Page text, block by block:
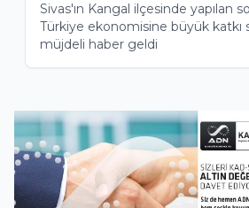
Sivas'ın Kangal ilçesinde yapılan
Türkiye ekonomisine büyük katkı
müjdeli haber geldi
3
of
7